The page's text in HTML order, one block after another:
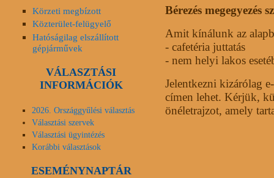
Bérezés megegyezés
Amit kínálunk az
- cafetéria juttatás
- nem helyi lakos
Jelentkezni kizárólag
címen lehet. Kérjük,
önéletrajzot, amely
Körzeti megbízott
Közterület-felügyelő
Hatóságilag elszállított
gépjárművek
VÁLASZTÁSI
INFORMÁCIÓK
2026. Országgyűlési választás
Választási szervek
Választási ügyintézés
Korábbi választások
ESEMÉNYNAPTÁR